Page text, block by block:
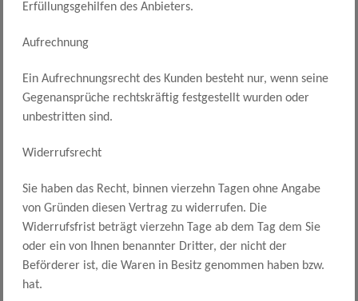
Erfüllungsgehilfen des Anbieters.
Aufrechnung
Ein Aufrechnungsrecht des Kunden besteht nur, wenn seine
Gegenansprüche rechtskräftig festgestellt wurden oder
unbestritten sind.
Widerrufsrecht
Sie haben das Recht, binnen vierzehn Tagen ohne Angabe
von Gründen diesen Vertrag zu widerrufen. Die
Widerrufsfrist beträgt vierzehn Tage ab dem Tag dem Sie
oder ein von Ihnen benannter Dritter, der nicht der
Beförderer ist, die Waren in Besitz genommen haben bzw.
hat.